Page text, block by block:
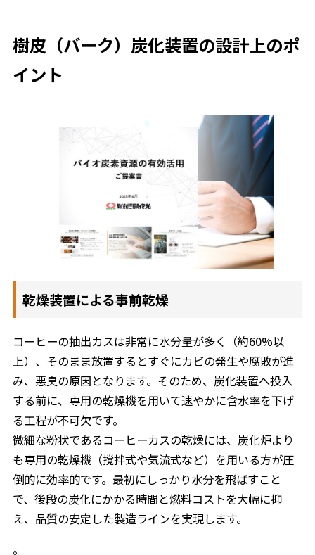
樹皮（バーク）炭化装置の設計上のポ
イント
乾燥装置による事前乾燥
コーヒーの抽出カスは非常に水分量が多く（約60%以
上）、そのまま放置するとすぐにカビの発生や腐敗が進
み、悪臭の原因となります。そのため、炭化装置へ投入
する前に、専用の乾燥機を用いて速やかに含水率を下げ
る工程が不可欠です。
微細な粉状であるコーヒーカスの乾燥には、炭化炉より
も専用の乾燥機（撹拌式や気流式など）を用いる方が圧
倒的に効率的です。最初にしっかり水分を飛ばすこと
で、後段の炭化にかかる時間と燃料コストを大幅に抑
え、品質の安定した製造ラインを実現します。
。